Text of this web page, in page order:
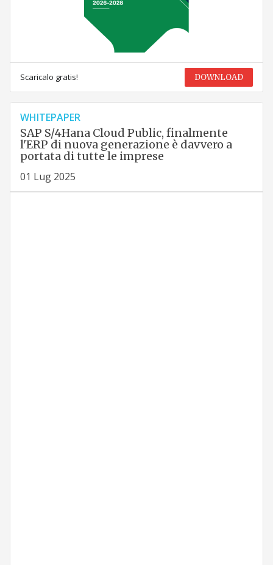
Scaricalo gratis! DOWNLOAD
WHITEPAPER
SAP S/4Hana Cloud Public, finalmente
l'ERP di nuova generazione è davvero a
portata di tutte le imprese
01 Lug 2025